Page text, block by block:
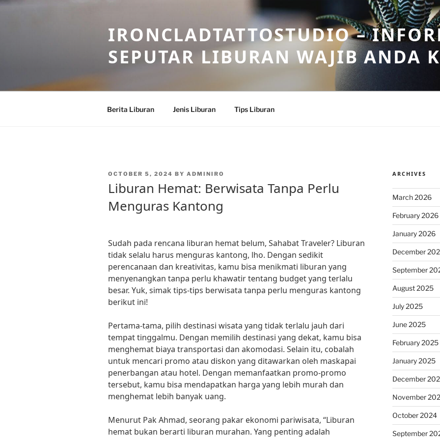
Skip
IRONCLADTATTOSTUDIO –
SEPUTAR LIBURAN WAJIB ANDA
Berita Liburan Jenis Liburan Tips Liburan
POSTED
OCTOBER 5, 2024 BY ADMINIRO
Liburan Hemat: Berwisata Tanpa Perlu
Menguras Kantong
Sudah pada rencana liburan hemat belum, Sahabat Traveler? Liburan
tidak selalu harus menguras kantong, lho. Dengan sedikit
perencanaan dan kreativitas, kamu bisa menikmati liburan yang
menyenangkan tanpa perlu khawatir tentang budget yang terlalu
besar. Yuk, simak tips-tips berwisata tanpa perlu menguras kantong
berikut ini!
Pertama-tama, pilih destinasi wisata yang tidak terlalu jauh dari
tempat tinggalmu. Dengan memilih destinasi yang dekat, kamu bisa
menghemat biaya transportasi dan akomodasi. Selain itu, cobalah
untuk mencari promo atau diskon yang ditawarkan oleh maskapai
penerbangan atau hotel. Dengan memanfaatkan promo-promo
tersebut, kamu bisa mendapatkan harga yang lebih murah dan
menghemat lebih banyak uang.
Menurut Pak Ahmad, seorang pakar ekonomi pariwisata, “Liburan
hemat bukan berarti liburan murahan. Yang penting adalah
ARCHIVES
March 2026
February 2026
January 2026
December
September
August 2025
July 2025
June 2025
February 2025
January 2025
December
November
October 2024
September